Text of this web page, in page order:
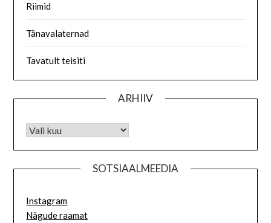
Riimid
Tänavalaternad
Tavatult teisiti
ARHIIV
SOTSIAALMEEDIA
Instagram
Nägude raamat